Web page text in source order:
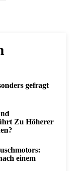
gefragt
Zu Höherer
einem